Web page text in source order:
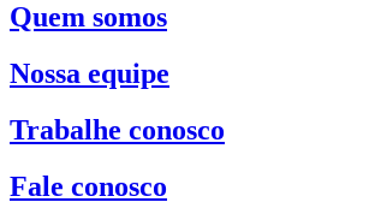
Quem somos
Nossa equipe
Trabalhe conosco
Fale conosco